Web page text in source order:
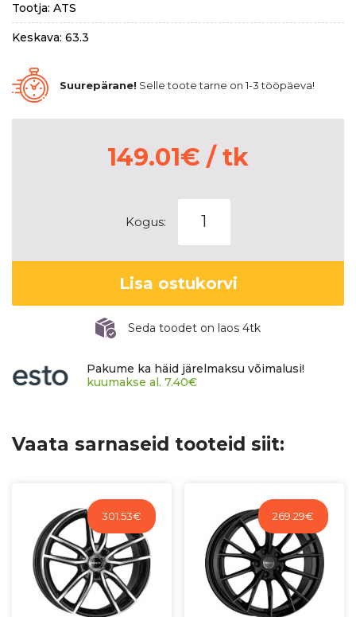
Tootja: ATS
Keskava: 63.3
Suurepärane! Selle toote tarne on 1-3 tööpäeva!
149.01€ / tk
Kogus:
Streetrallye
dark-
grey
6x16
4x100
ET35
60°
600
6
Lisa ostukorvi
Seda toodet on laos 4tk
Pakume ka häid järelmaksu võimalusi!
kuumakse al. 7.40€
Vaata sarnaseid tooteid siit:
301.53€ 269.29€